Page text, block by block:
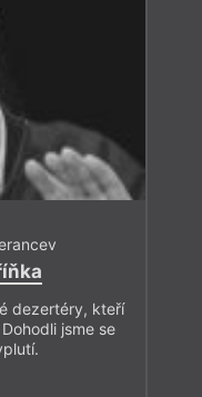
dezertéry, kteří
jsme se